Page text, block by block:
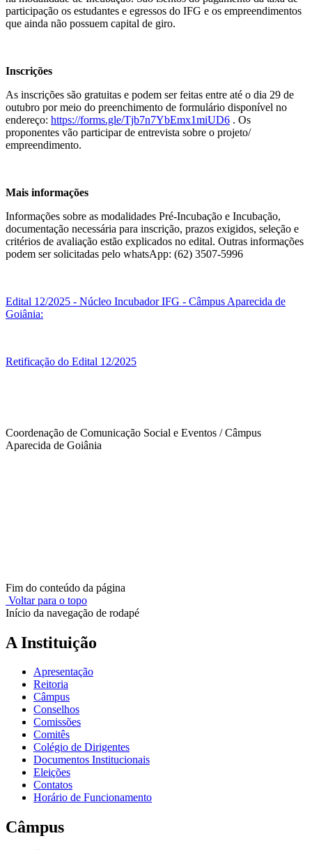
participação os estudantes e egressos do IFG e os empreendimentos
que ainda não possuem capital de giro.
Inscrições
As inscrições são gratuitas e podem ser feitas entre até o dia 29 de
outubro por meio do preenchimento de formulário disponível no
endereço: https://forms.gle/Tjb7n7YbEmx1miUD6 . Os
proponentes vão participar de entrevista sobre o projeto/
empreendimento.
Mais informações
Informações sobre as modalidades Pré-Incubação e Incubação,
documentação necessária para inscrição, prazos exigidos, seleção e
critérios de avaliação estão explicados no edital. Outras informações
podem ser solicitadas pelo whatsApp: (62) 3507-5996
Edital 12/2025 - Núcleo Incubador IFG - Câmpus Aparecida de
Goiânia:
Retificação do Edital 12/2025
Coordenação de Comunicação Social e Eventos / Câmpus
Aparecida de Goiânia
Fim do conteúdo da página
Voltar para o topo
Início da navegação de rodapé
A Instituição
Apresentação
Reitoria
Câmpus
Conselhos
Comissões
Comitês
Colégio de Dirigentes
Documentos Institucionais
Eleições
Contatos
Horário de Funcionamento
Câmpus